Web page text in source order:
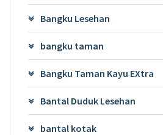
Bangku Lesehan
bangku taman
Bangku Taman Kayu EXtra
Bantal Duduk Lesehan
bantal kotak